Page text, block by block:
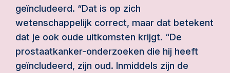
geïncludeerd. “Dat is op zich
wetenschappelijk correct, maar dat betekent
dat je ook oude uitkomsten krijgt. “De
prostaatkanker-onderzoeken die hij heeft
geïncludeerd, zijn oud. Inmiddels zijn de